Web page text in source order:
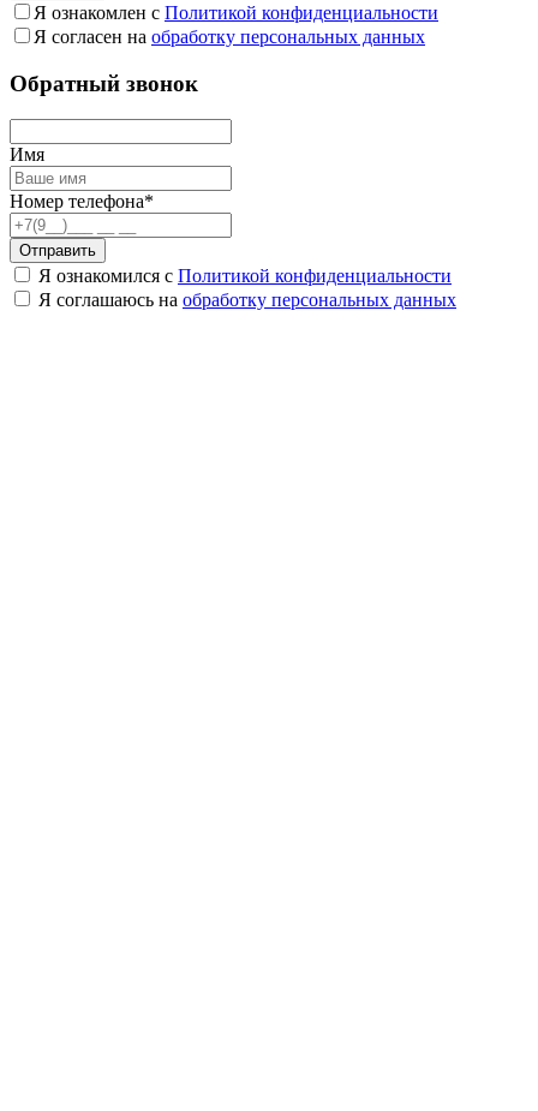
Я ознакомлен с Политикой конфиденциальности
Я согласен на обработку персональных данных
Обратный звонок
Имя
Номер телефона*
Отправить
Я ознакомился с Политикой конфиденциальности
Я соглашаюсь на обработку персональных данных